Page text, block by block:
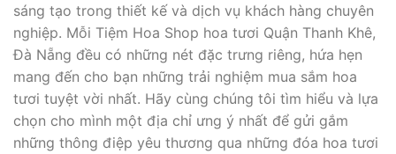
sáng tạo trong thiết kế và dịch vụ khách hàng chuyên
nghiệp. Mỗi Tiệm Hoa Shop hoa tươi Quận Thanh Khê,
Đà Nẵng đều có những nét đặc trưng riêng, hứa hẹn
mang đến cho bạn những trải nghiệm mua sắm hoa
tươi tuyệt vời nhất. Hãy cùng chúng tôi tìm hiểu và lựa
chọn cho mình một địa chỉ ưng ý nhất để gửi gắm
những thông điệp yêu thương qua những đóa hoa tươi